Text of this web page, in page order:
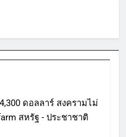
ดอลลาร์ สงครามไม่
สหรัฐ - ประชาชาติ